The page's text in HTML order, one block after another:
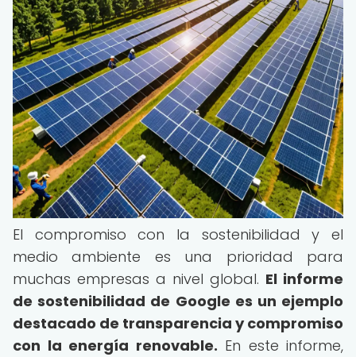
El compromiso con la sostenibilidad y el
medio ambiente es una prioridad para
muchas empresas a nivel global. El informe
de sostenibilidad de Google es un ejemplo
destacado de transparencia y compromiso
con la energía renovable. En este informe,